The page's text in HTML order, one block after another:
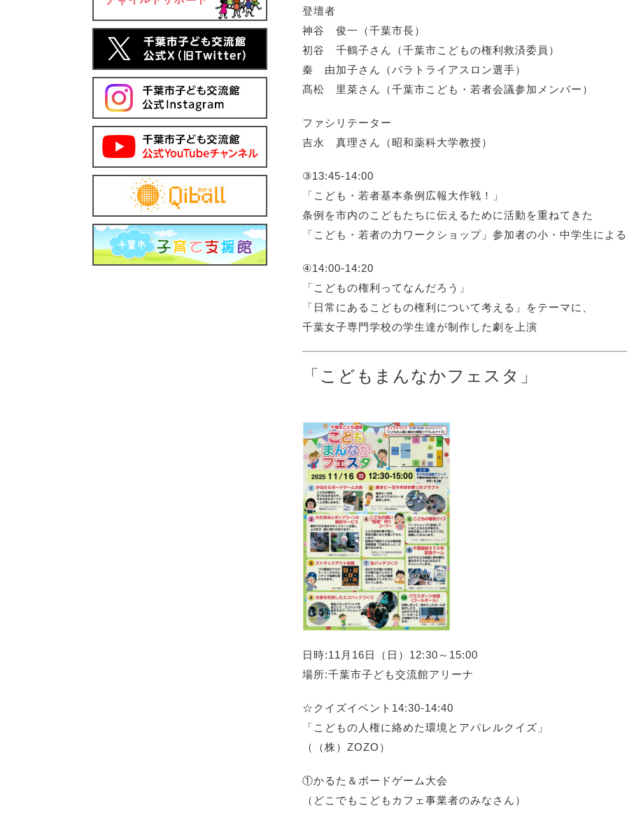
登壇者
神谷 俊一（千葉市長）
初谷 千鶴子さん（千葉市こどもの権利救済委員）
秦 由加子さん（パラトライアスロン選手）
髙松 里菜さん（千葉市こども・若者会議参加メンバー）
ファシリテーター
吉永 真理さん（昭和薬科大学教授）
③13:45-14:00
「こども・若者基本条例広報大作戦！」
条例を市内のこどもたちに伝えるために活動を重ねてきた
「こども・若者の力ワークショップ」参加者の小・中学生によ
④14:00-14:20
「こどもの権利ってなんだろう」
「日常にあるこどもの権利について考える」をテーマに、
千葉女子専門学校の学生達が制作した劇を上演
「こどもまんなかフェスタ」
日時:11月16日（日）12:30～15:00
場所:千葉市子ども交流館アリーナ
☆クイズイベント14:30-14:40
「こどもの人権に絡めた環境とアパレルクイズ」
（（株）ZOZO）
①かるた＆ボードゲーム大会
（どこでもこどもカフェ事業者のみなさん）